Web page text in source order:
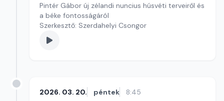
Pintér Gábor új zélandi nuncius húsvéti terveiről és
a béke fontosságáról
Szerkesztő: Szerdahelyi Csongor
2026. 03. 20. péntek 8:45